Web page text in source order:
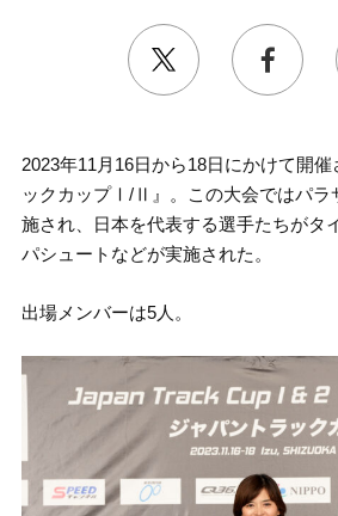
2023年11月16日から18日にかけて開
ックカップⅠ/Ⅱ』。この大会ではパラ
施され、日本を代表する選手たちがタ
パシュートなどが実施された。
出場メンバーは5人。